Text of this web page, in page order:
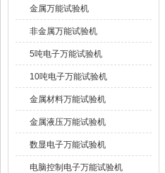
金属万能试验机
非金属万能试验机
5吨电子万能试验机
10吨电子万能试验机
金属材料万能试验机
金属液压万能试验机
数显电子万能试验机
电脑控制电子万能试验机